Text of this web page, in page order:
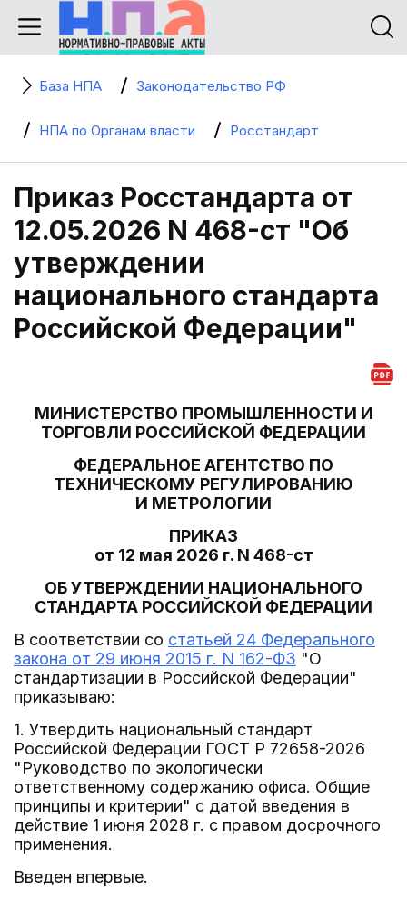
База НПА Законодательство РФ
НПА по Органам власти Росстандарт
Приказ Росстандарта от
12.05.2026 N 468-ст "Об
утверждении
национального стандарта
Российской Федерации"
МИНИСТЕРСТВО ПРОМЫШЛЕННОСТИ И
ТОРГОВЛИ РОССИЙСКОЙ ФЕДЕРАЦИИ
ФЕДЕРАЛЬНОЕ АГЕНТСТВО ПО
ТЕХНИЧЕСКОМУ РЕГУЛИРОВАНИЮ
И МЕТРОЛОГИИ
ПРИКАЗ
от 12 мая 2026 г. N 468-ст
ОБ УТВЕРЖДЕНИИ НАЦИОНАЛЬНОГО
СТАНДАРТА РОССИЙСКОЙ ФЕДЕРАЦИИ
В соответствии со статьей 24 Федерального
закона от 29 июня 2015 г. N 162-ФЗ "О
стандартизации в Российской Федерации"
приказываю:
1. Утвердить национальный стандарт
Российской Федерации ГОСТ Р 72658-2026
"Руководство по экологически
ответственному содержанию офиса. Общие
принципы и критерии" с датой введения в
действие 1 июня 2028 г. с правом досрочного
применения.
Введен впервые.